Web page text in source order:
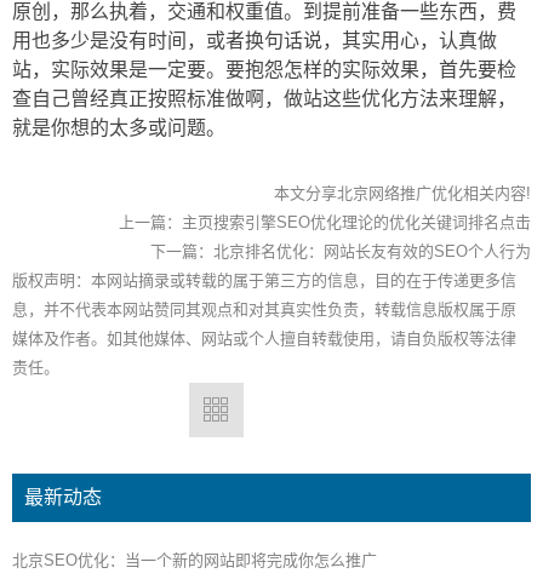
原创，那么执着，交通和权重值。到提前准备一些东西，费
用也多少是没有时间，或者换句话说，其实用心，认真做
站，实际效果是一定要。要抱怨怎样的实际效果，首先要检
查自己曾经真正按照标准做啊，做站这些优化方法来理解，
就是你想的太多或问题。
本文分享北京网络推广优化相关内容!
上一篇： 主页搜索引擎SEO优化理论的优化关键词排名点击
下一篇： 北京排名优化：网站长友有效的SEO个人行为
版权声明：本网站摘录或转载的属于第三方的信息，目的在于传递更多信
息，并不代表本网站赞同其观点和对其真实性负责，转载信息版权属于原
媒体及作者。如其他媒体、网站或个人擅自转载使用，请自负版权等法律
责任。
最新动态
北京SEO优化：当一个新的网站即将完成你怎么推广